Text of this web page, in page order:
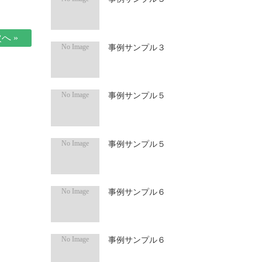
へ »
事例サンプル３
事例サンプル５
事例サンプル５
事例サンプル６
事例サンプル６